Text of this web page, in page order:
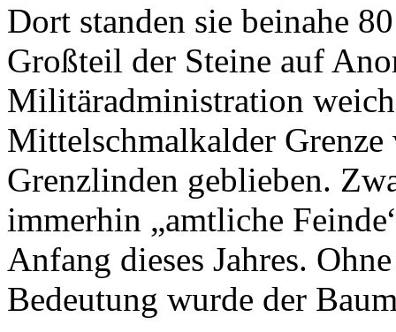
Dort standen sie beinahe
Großteil der Steine auf
Militäradministration
Mittelschmalkalder
Grenzlinden geblieben.
immerhin „amtliche
Anfang dieses Jahres.
Bedeutung wurde der